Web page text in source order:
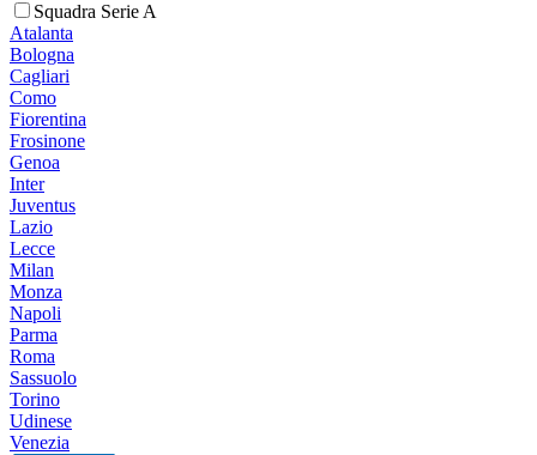
Squadra Serie A
Atalanta
Bologna
Cagliari
Como
Fiorentina
Frosinone
Genoa
Inter
Juventus
Lazio
Lecce
Milan
Monza
Napoli
Parma
Roma
Sassuolo
Torino
Udinese
Venezia